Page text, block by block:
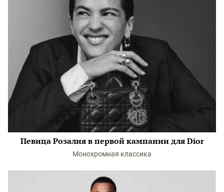
Певица Розалия в первой кампании для Dior
Монохромная классика